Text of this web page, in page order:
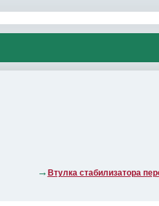
Втулка стабилизатора